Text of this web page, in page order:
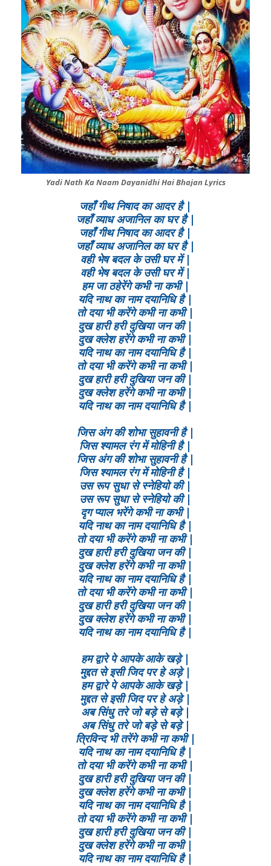
Yadi Nath Ka Naam Dayanidhi Hai Bhajan Lyrics
जहाँ गीथ निषाद का आदर है |
जहाँ व्याध अजानिल का घर है |
जहाँ गीथ निषाद का आदर है |
जहाँ व्याध अजानिल का घर है |
वही भेष बदल के उसी घर में |
वही भेष बदल के उसी घर में |
हम जा ठहेरेंगे कभी ना कभी |
यदि नाथ का नाम दयानिधि है |
तो दया भी करेंगे कभी ना कभी |
दुख हारी हरी दुखिया जन की |
दुख क्लेश हरेंगे कभी ना कभी |
यदि नाथ का नाम दयानिधि है |
तो दया भी करेंगे कभी ना कभी |
दुख हारी हरी दुखिया जन की |
दुख क्लेश हरेंगे कभी ना कभी |
यदि नाथ का नाम दयानिधि है |
जिस अंग की शोभा सुहावनी है |
जिस श्यामल रंग में मोहिनी है |
जिस अंग की शोभा सुहावनी है |
जिस श्यामल रंग में मोहिनी है |
उस रूप सुधा से स्नेहियो की |
उस रूप सुधा से स्नेहियो की |
दृग प्याल भरेंगे कभी ना कभी |
यदि नाथ का नाम दयानिधि है |
तो दया भी करेंगे कभी ना कभी |
दुख हारी हरी दुखिया जन की |
दुख क्लेश हरेंगे कभी ना कभी |
यदि नाथ का नाम दयानिधि है |
तो दया भी करेंगे कभी ना कभी |
दुख हारी हरी दुखिया जन की |
दुख क्लेश हरेंगे कभी ना कभी |
यदि नाथ का नाम दयानिधि है |
हम द्वारे पे आपके आके खड़े |
मुद्दत से इसी जिद पर हे अड़े |
हम द्वारे पे आपके आके खड़े |
मुद्दत से इसी जिद पर हे अड़े |
अब सिंधु तरे जो बड़े से बड़े |
अब सिंधु तरे जो बड़े से बड़े |
त्रिविन्द भी तरेंगे कभी ना कभी |
यदि नाथ का नाम दयानिधि है |
तो दया भी करेंगे कभी ना कभी |
दुख हारी हरी दुखिया जन की |
दुख क्लेश हरेंगे कभी ना कभी |
यदि नाथ का नाम दयानिधि है |
तो दया भी करेंगे कभी ना कभी |
दुख हारी हरी दुखिया जन की |
दुख क्लेश हरेंगे कभी ना कभी |
यदि नाथ का नाम दयानिधि है |